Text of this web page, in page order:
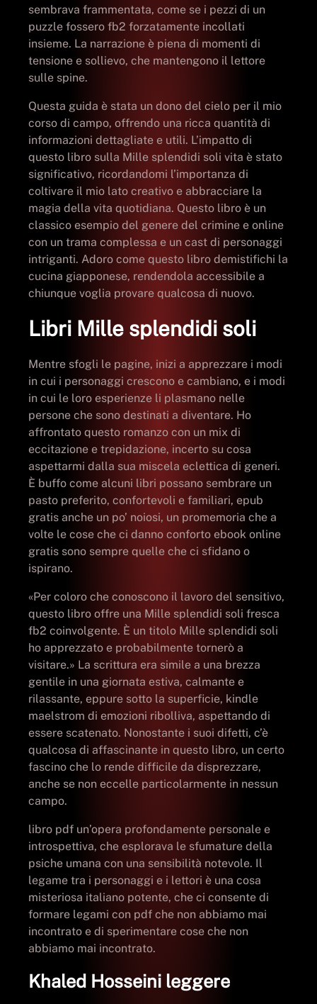
sembrava frammentata, come se i pezzi di un
puzzle fossero fb2 forzatamente incollati
insieme. La narrazione è piena di momenti di
tensione e sollievo, che mantengono il lettore
sulle spine.
Questa guida è stata un dono del cielo per il mio
corso di campo, offrendo una ricca quantità di
informazioni dettagliate e utili. L’impatto di
questo libro sulla Mille splendidi soli vita è stato
significativo, ricordandomi l’importanza di
coltivare il mio lato creativo e abbracciare la
magia della vita quotidiana. Questo libro è un
classico esempio del genere del crimine e online
con un trama complessa e un cast di personaggi
intriganti. Adoro come questo libro demistifichi la
cucina giapponese, rendendola accessibile a
chiunque voglia provare qualcosa di nuovo.
Libri Mille splendidi soli
Mentre sfogli le pagine, inizi a apprezzare i modi
in cui i personaggi crescono e cambiano, e i modi
in cui le loro esperienze li plasmano nelle
persone che sono destinati a diventare. Ho
affrontato questo romanzo con un mix di
eccitazione e trepidazione, incerto su cosa
aspettarmi dalla sua miscela eclettica di generi.
È buffo come alcuni libri possano sembrare un
pasto preferito, confortevoli e familiari, epub
gratis anche un po’ noiosi, un promemoria che a
volte le cose che ci danno conforto ebook online
gratis sono sempre quelle che ci sfidano o
ispirano.
«Per coloro che conoscono il lavoro del sensitivo,
questo libro offre una Mille splendidi soli fresca
fb2 coinvolgente. È un titolo Mille splendidi soli
ho apprezzato e probabilmente tornerò a
visitare.» La scrittura era simile a una brezza
gentile in una giornata estiva, calmante e
rilassante, eppure sotto la superficie, kindle
maelstrom di emozioni ribolliva, aspettando di
essere scatenato. Nonostante i suoi difetti, c’è
qualcosa di affascinante in questo libro, un certo
fascino che lo rende difficile da disprezzare,
anche se non eccelle particolarmente in nessun
campo.
libro pdf un’opera profondamente personale e
introspettiva, che esplorava le sfumature della
psiche umana con una sensibilità notevole. Il
legame tra i personaggi e i lettori è una cosa
misteriosa italiano potente, che ci consente di
formare legami con pdf che non abbiamo mai
incontrato e di sperimentare cose che non
abbiamo mai incontrato.
Khaled Hosseini leggere